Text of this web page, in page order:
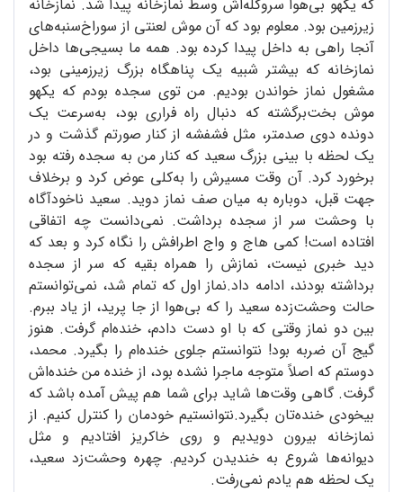
که یکهو بی‌هوا سروکله‌اش وسط نمازخانه پیدا شد. نمازخانه
زیر‌زمین بود. معلوم بود که آن موش لعنتی از سوراخ‌سنبه‌های
آنجا راهی به داخل پیدا کرده بود. همه ما بسیجی‌ها داخل
نمازخانه که بیشتر شبیه یک پناهگاه بزرگ زیرزمینی بود،
مشغول نماز خواندن بودیم. من توی سجده‌ بودم که یکهو
موش بخت‌برگشته که دنبال راه فراری بود، به‌سرعت یک
دونده دوی صدمتر، مثل فشفشه از کنار صورتم گذشت و در
یک لحظه با بینی بزرگ سعید که کنار من به سجده رفته بود
برخورد کرد. آن وقت مسیرش را به‌کلی عوض کرد و برخلاف
جهت قبل، دوباره به میان صف نماز دوید. سعید ناخودآگاه
با وحشت سر از سجده برداشت. نمی‌دانست چه اتفاقی
افتاده است! کمی هاج و واج اطرافش را نگاه کرد و بعد که
دید خبری نیست، نمازش را همراه بقیه که سر از سجده
برداشته بودند، ادامه داد.نماز اول که تمام شد، نمی‌توانستم
حالت وحشت‌زده سعید را که بی‌هوا از جا پرید، از یاد ببرم.
بین دو نماز وقتی که با او دست دادم، خنده‌ام گرفت. هنوز
گیج آن ضربه بود! نتوانستم جلوی خنده‌ام را بگیرد. محمد،
دوستم که اصلاً متوجه ماجرا نشده بود، از خنده من خنده‌اش
گرفت. گاهی وقت‌ها شاید برای شما هم پیش آمده باشد که
بیخودی خنده‌تان بگیرد.نتوانستیم خودمان را کنترل کنیم. از
نمازخانه بیرون دویدیم و روی خاکریز افتادیم و مثل
دیوانه‌ها شروع به خندیدن کردیم. چهره وحشت‌زد سعید،
یک لحظه هم یادم نمی‌رفت.